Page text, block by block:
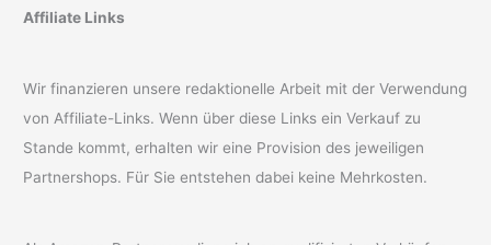
Affiliate Links
Wir finanzieren unsere redaktionelle Arbeit mit der Verwendung
von Affiliate-Links. Wenn über diese Links ein Verkauf zu
Stande kommt, erhalten wir eine Provision des jeweiligen
Partnershops. Für Sie entstehen dabei keine Mehrkosten.